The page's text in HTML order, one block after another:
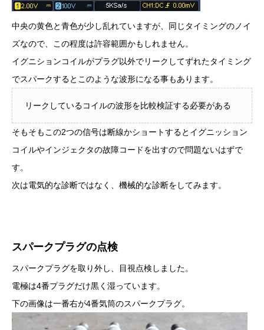
中央の黄色と青色が少し乱れていますが、同じタイミングのノイ
ズなので、この程度は許容範囲かもしれません。
イグニションコイルがプラグ以外でリークしてずれたタイミング
でスパークするとこのような波形になる事もあります。
リークしているコイルの波形を比較検証する必要がある
そもそもこの2つの信号は断線かショートするとイグニッション
コイルやインジェクタの故障コードを出すので問題ないはずで
す。
次は電気的な診断ではなく、機械的な診断をしてみます。
スパークプラグの点検
スパークプラグを取り外し、目視点検しました。
電極は4番プラグだけ黒く湿っています。
下の画像は一番右が4番気筒のスパークプラグ。